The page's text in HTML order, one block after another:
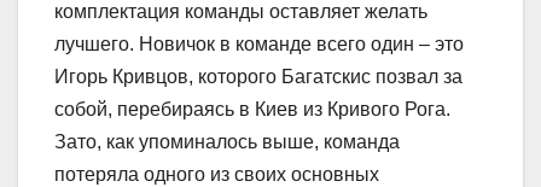
комплектация команды оставляет желать
лучшего. Новичок в команде всего один – это
Игорь Кривцов, которого Багатскис позвал за
собой, перебираясь в Киев из Кривого Рога.
Зато, как упоминалось выше, команда
потеряла одного из своих основных